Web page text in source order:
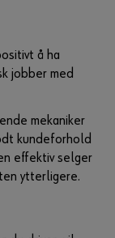
å ha
jobber med
mekaniker
kundeforhold
effektiv selger
ytterligere.